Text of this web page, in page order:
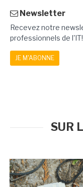
Newsletter
Recevez notre
professionnels de l'IT!
JE M'ABONNE
SUR